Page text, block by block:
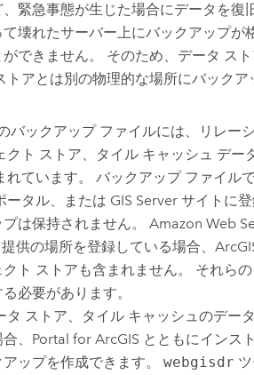
緊急事態が生じた場合にデータを復
壊れたサーバー上にバックアップが
できません。 そのため、データ ス
トアとは別の物理的な場所にバックア
バックアップ ファイルには、リレー
クト ストア、タイル キャッシュ デー
ています。 バックアップ ファイルで
ータル、または GIS Serverサイトに登
は保持されません。 Amazon Web
供の場所を登録している場合、
ト ストアも含まれません。 それら
必要があります。
タ ストア、タイル キャッシュのデー
、 Portal for ArcGIS とともにインス
ップを作成できます。 webgisdr